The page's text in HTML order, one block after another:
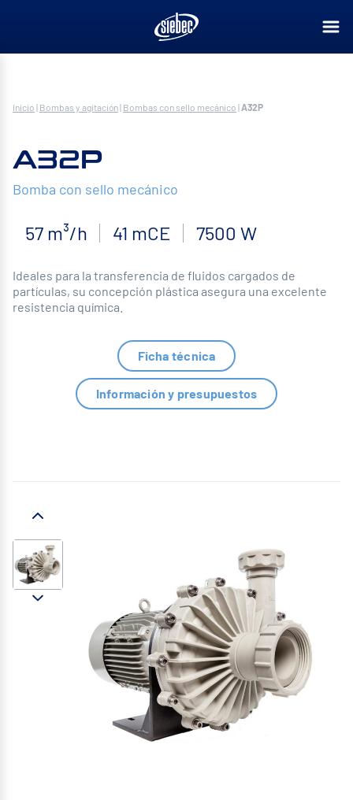
Inicio | Bombas y agitación| Bombas con sello mecánico |A32P
A32P
Bomba con sello mecánico
57 m³/h 41 mCE 7500 W
Ideales para la transferencia de fluidos cargados de
partículas, su concepción plástica asegura una excelente
resistencia química.
Ficha técnica
Información y presupuestos